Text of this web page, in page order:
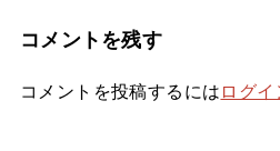
コメントを残す
コメントを投稿するには ログイ